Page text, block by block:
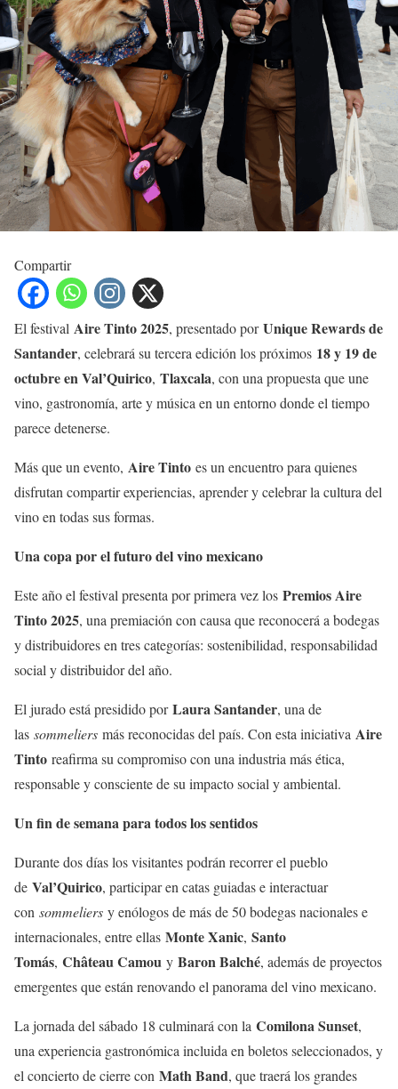
Compartir
El festival Aire Tinto 2025, presentado porUnique Rewards de
Santander, celebrará su tercera edición los próximos 18 y 19 de
octubre en Val’Quirico, Tlaxcala, con una propuesta que une
vino, gastronomía, arte y música en un entorno donde el tiempo
parece detenerse.
Más que un evento, Aire Tinto es un encuentro para quienes
disfrutan compartir experiencias, aprender y celebrar la cultura del
vino en todas sus formas.
Una copa por el futuro del vino mexicano
Este año el festival presenta por primera vez los Premios Aire
Tinto 2025, una premiación con causa que reconocerá a bodegas
y distribuidores en tres categorías: sostenibilidad, responsabilidad
social y distribuidor del año.
El jurado está presidido porLaura Santander, una de
las sommeliers más reconocidas del país. Con esta iniciativa Aire
Tinto reafirma su compromiso con una industria más ética,
responsable y consciente de su impacto social y ambiental.
Un fin de semana para todos los sentidos
Durante dos días los visitantes podrán recorrer el pueblo
de Val’Quirico, participar en catas guiadas e interactuar
con sommeliers y enólogos de más de 50 bodegas nacionales e
internacionales, entre ellas Monte Xanic, Santo
Tomás, Château Camou y Baron Balché, además de proyectos
emergentes que están renovando el panorama del vino mexicano.
La jornada del sábado 18 culminará con la Comilona Sunset,
una experiencia gastronómica incluida en boletos seleccionados, y
el concierto de cierre con Math Band, que traerá los grandes